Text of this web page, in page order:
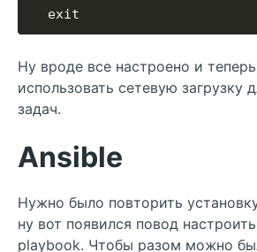
Ну вроде все настроено и
использовать сетевую загрузку
задач.
Ansible
Нужно было повторить
ну вот появился повод
playbook. Чтобы разом можно